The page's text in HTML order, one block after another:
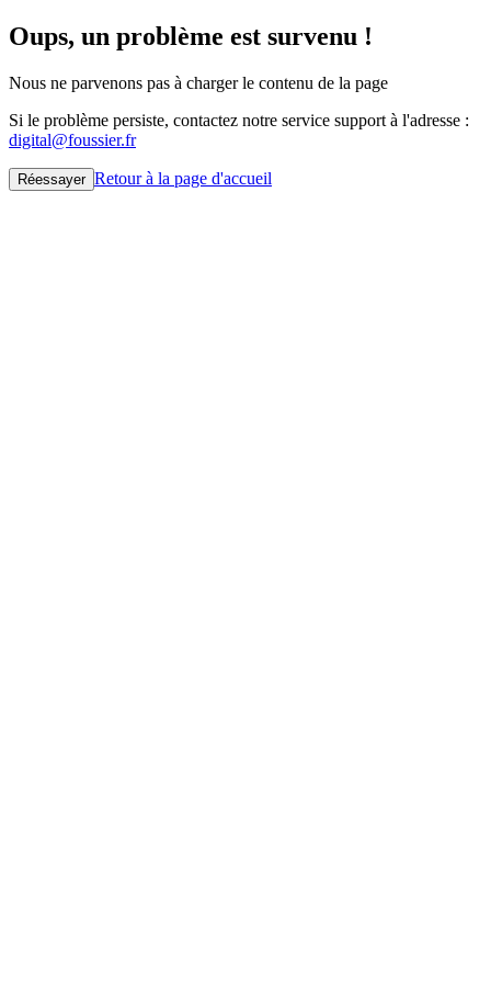
Oups, un problème est survenu !
Nous ne parvenons pas à charger le contenu de la page
Si le problème persiste, contactez notre service support à l'adresse :
digital@foussier.fr
Réessayer Retour à la page d'accueil